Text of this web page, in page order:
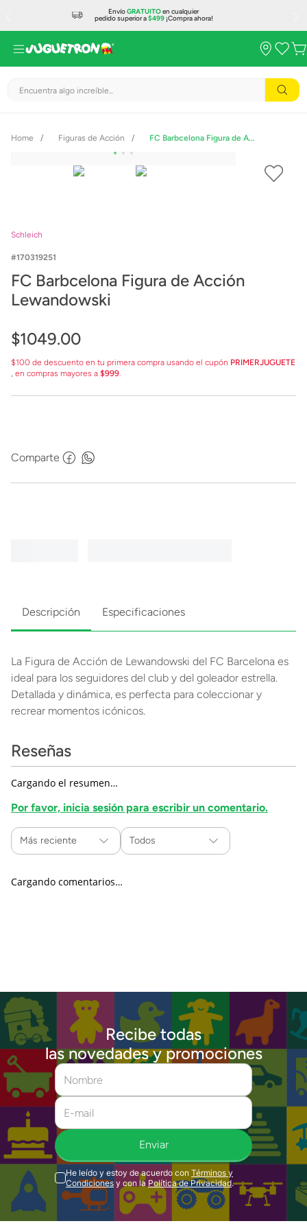
EnvíoGRATUITOen cualquier
pedido superior a$499¡Compra ahora!
Encuentra algo increíble...
Figuras de Acción FC Barbcelona Figura de Acción Lewandowski
Schleich
170319251
FC Barbcelona Figura de Acción
Lewandowski
$1049.00
$100 de descuento en tu primera compra usando el cupón PRIMERJUGUETE
, en compras mayores a $999.
Comparte
Descripción Especificaciones
La Figura de Acción de Lewandowski del FC Barcelona es
ideal para los seguidores del club y del goleador estrella.
Detallada y dinámica, es perfecta para coleccionar y
recrear momentos icónicos.
Reseñas
Cargando el resumen…
Por favor, inicia sesión para escribir un comentario.
Más reciente Todos
Cargando comentarios…
Recibe todas
las novedades y promociones
Enviar
He leído y estoy de acuerdo con Términos y
Condiciones y con la Política de Privacidad.